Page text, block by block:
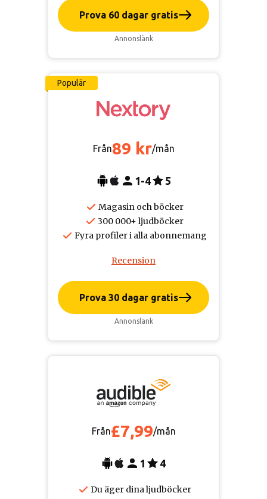
Prova 60 dagar gratis
Annonslänk
Populär
Från89 kr/mån
1-4 5
Magasin och böcker
300 000+ ljudböcker
Fyra profiler i alla abonnemang
Recension
Prova 30 dagar gratis
Annonslänk
Från£7,99/mån
1 4
Du äger dina ljudböcker